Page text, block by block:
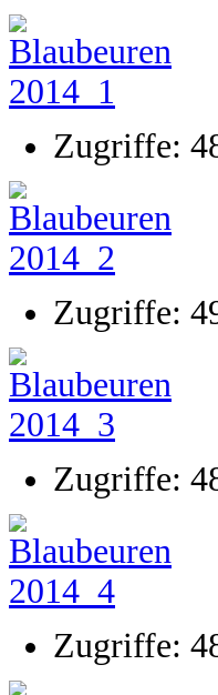
Zugriffe:
Zugriffe:
Zugriffe:
Zugriffe: